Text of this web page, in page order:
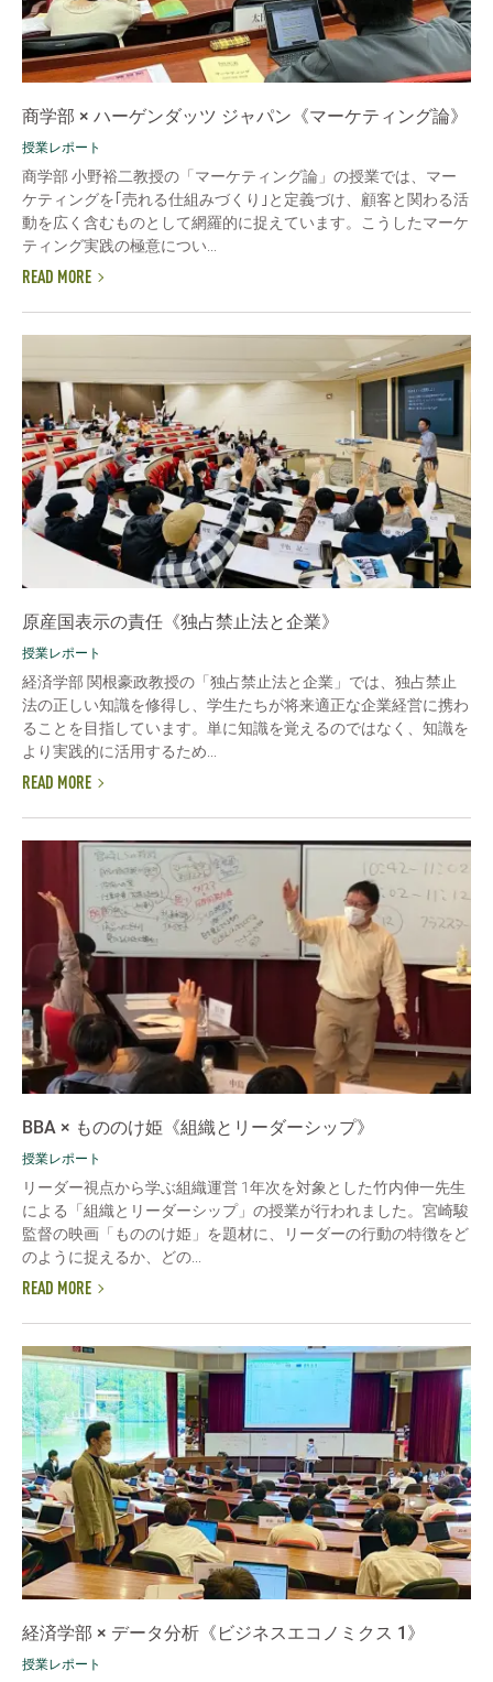
商学部 × ハーゲンダッツ ジャパン《マーケティング論》
授業レポート
商学部 小野裕二教授の「マーケティング論」の授業では、マー
ケティングを｢売れる仕組みづくり｣と定義づけ、顧客と関わる活
動を広く含むものとして網羅的に捉えています。こうしたマーケ
ティング実践の極意につい...
READ MORE
原産国表示の責任《独占禁止法と企業》
授業レポート
経済学部 関根豪政教授の「独占禁止法と企業」では、独占禁止
法の正しい知識を修得し、学生たちが将来適正な企業経営に携わ
ることを目指しています。単に知識を覚えるのではなく、知識を
より実践的に活用するため...
READ MORE
BBA × もののけ姫《組織とリーダーシップ》
授業レポート
リーダー視点から学ぶ組織運営 1年次を対象とした竹内伸一先生
による「組織とリーダーシップ」の授業が行われました。宮崎駿
監督の映画「もののけ姫」を題材に、リーダーの行動の特徴をど
のように捉えるか、どの...
READ MORE
経済学部 × データ分析《ビジネスエコノミクス 1》
授業レポート